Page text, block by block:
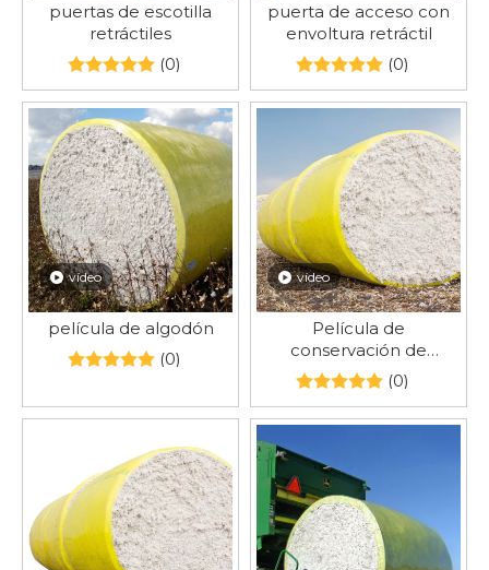
puertas de escotilla
retráctiles
(0)
puerta de acceso con
envoltura retráctil
(0)
vídeo
película de algodón
(0)
vídeo
Película de
conservación de
algodón.(0)